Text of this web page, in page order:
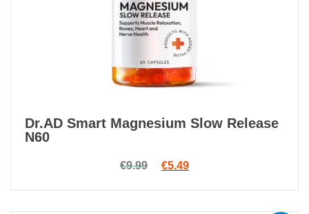
Dr.AD Smart Magnesium Slow Release
N60
€9.99 Original price was: €9.99.
€5.49Current price is: €5.49.